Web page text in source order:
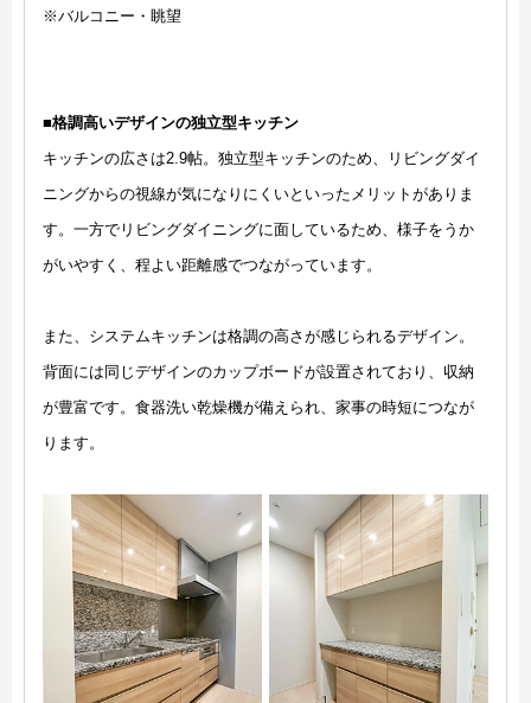
※バルコニー・眺望
■格調高いデザインの独立型キッチン
キッチンの広さは2.9帖。独立型キッチンのため、リビングダイ
ニングからの視線が気になりにくいといったメリットがありま
す。一方でリビングダイニングに面しているため、様子をうか
がいやすく、程よい距離感でつながっています。
また、システムキッチンは格調の高さが感じられるデザイン。
背面には同じデザインのカップボードが設置されており、収納
が豊富です。食器洗い乾燥機が備えられ、家事の時短につなが
ります。